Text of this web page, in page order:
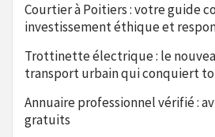
Courtier à Poitiers : votre guide
investissement éthique et
Trottinette électrique : le
transport urbain qui conquiert
Annuaire professionnel vérifié :
gratuits